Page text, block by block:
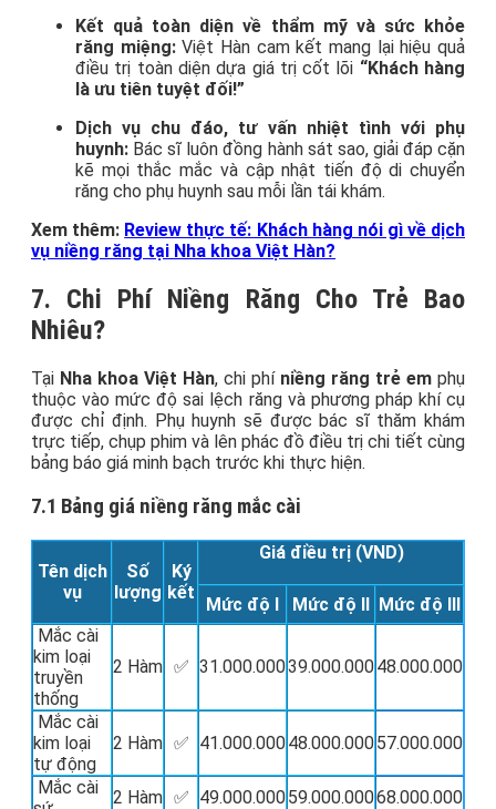
Kết quả toàn diện về thẩm mỹ và sức khỏe
răng miệng:Việt Hàn cam kết mang lại hiệu quả
điều trị toàn diện dựa giá trị cốt lõi “Khách hàng
là ưu tiên tuyệt đối!”
Dịch vụ chu đáo, tư vấn nhiệt tình với phụ
huynh: Bác sĩ luôn đồng hành sát sao, giải đáp cặn
kẽ mọi thắc mắc và cập nhật tiến độ di chuyển
răng cho phụ huynh sau mỗi lần tái khám.
Xem thêm: Review thực tế: Khách hàng nói gì về dịch
vụ niềng răng tại Nha khoa Việt Hàn?
7. Chi Phí Niềng Răng Cho Trẻ Bao
Nhiêu?
Tại Nha khoa Việt Hàn, chi phí niềng răng trẻ em phụ
thuộc vào mức độ sai lệch răng và phương pháp khí cụ
được chỉ định. Phụ huynh sẽ được bác sĩ thăm khám
trực tiếp, chụp phim và lên phác đồ điều trị chi tiết cùng
bảng báo giá minh bạch trước khi thực hiện.
7.1 Bảng giá niềng răng mắc cài
Tên dịch
vụ
Số
lượng
Ký
kết
Giá điều trị (VND)
Mức độ I Mức độ II Mức độ III
Mắc cài
kim loại
truyền
thống
2 Hàm ✅ 31.000.00039.000.00048.000.000
Mắc cài
kim loại
tự động
2 Hàm ✅ 41.000.00048.000.00057.000.000
Mắc cài
2 Hàm ✅ 49.000.00059.000.00068.000.000